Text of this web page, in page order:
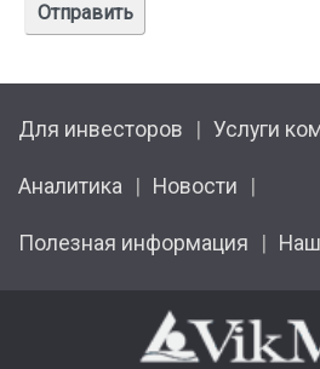
Для инвесторов Услуги
Аналитика Новости
Полезная информация